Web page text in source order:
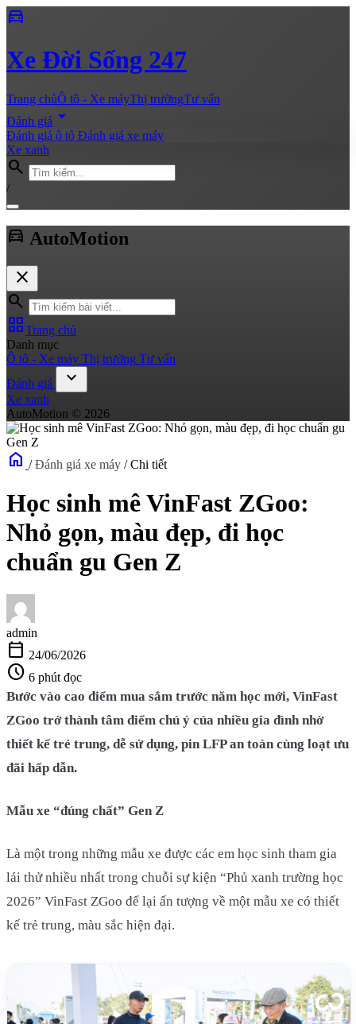
directions_car
Xe Đời Sống 247
Trang chủÔ tô - Xe máyThị trườngTư vấn
Đánh giá arrow_drop_down
Đánh giá ô tô Đánh giá xe máy
Xe xanh
search
/
directions_car AutoMotion
close
search
grid_viewTrang chủ
Danh mục
Ô tô - Xe máy Thị trường Tư vấn
Đánh giá
expand_more
Xe xanh
AutoMotion © 2026
home / Đánh giá xe máy / Chi tiết
Học sinh mê VinFast ZGoo:
Nhỏ gọn, màu đẹp, đi học
chuẩn gu Gen Z
admin
calendar_today 24/06/2026
schedule 6 phút đọc
Bước vào cao điểm mua sắm trước năm học mới, VinFast
ZGoo trở thành tâm điểm chú ý của nhiều gia đình nhờ
thiết kế trẻ trung, dễ sử dụng, pin LFP an toàn cùng loạt ưu
đãi hấp dẫn.
Mẫu xe “đúng chất” Gen Z
Là một trong những mẫu xe được các em học sinh tham gia
lái thử nhiều nhất trong chuỗi sự kiện “Phủ xanh trường học
2026” VinFast ZGoo để lại ấn tượng về một mẫu xe có thiết
kế trẻ trung, màu sắc hiện đại.